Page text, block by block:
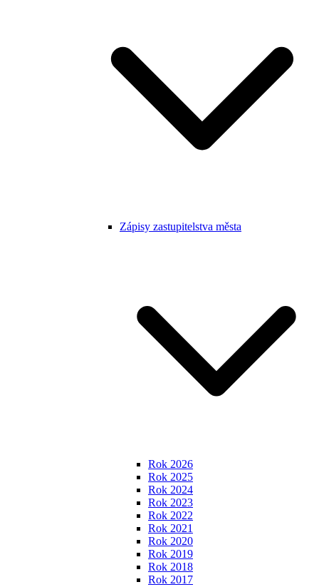
Zápisy zastupitelstva města
Rok 2026
Rok 2025
Rok 2024
Rok 2023
Rok 2022
Rok 2021
Rok 2020
Rok 2019
Rok 2018
Rok 2017